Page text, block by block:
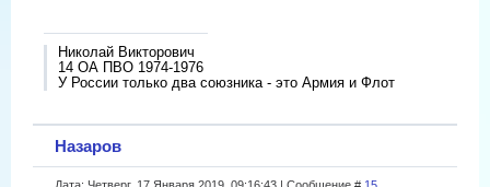
Николай Викторович
14 ОА ПВО 1974-1976
У России только два союзника - это Армия и Флот
Назаров